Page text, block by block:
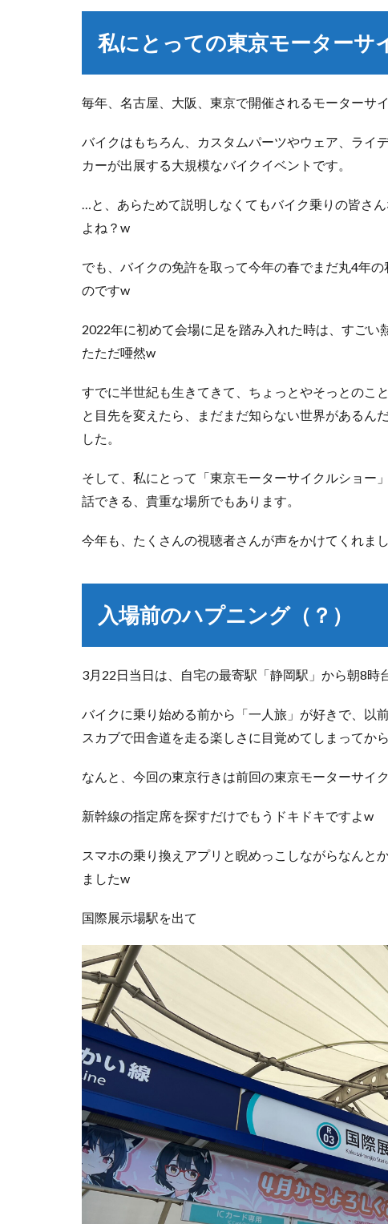
私にとっての東京モーターサ
毎年、名古屋、大阪、東京で開催されるモーターサ
バイクはもちろん、カスタムパーツやウェア、ライ
カーが出展する大規模なバイクイベントです。
…と、あらためて説明しなくてもバイク乗りの皆さ
よね？w
でも、バイクの免許を取って今年の春でまだ丸4年
のですw
2022年に初めて会場に足を踏み入れた時は、すご
たただ唖然w
すでに半世紀も生きてきて、ちょっとやそっとのこ
と目先を変えたら、まだまだ知らない世界があるん
した。
そして、私にとって「東京モーターサイクルショー
話できる、貴重な場所でもあります。
今年も、たくさんの視聴者さんが声をかけてくれまし
入場前のハプニング（？）
3月22日当日は、自宅の最寄駅「静岡駅」から朝8時
バイクに乗り始める前から「一人旅」が好きで、以
スカブで田舎道を走る楽しさに目覚めてしまってか
なんと、今回の東京行きは前回の東京モーターサイ
新幹線の指定席を探すだけでもうドキドキですよw
スマホの乗り換えアプリと睨めっこしながらなんと
ましたw
国際展示場駅を出て